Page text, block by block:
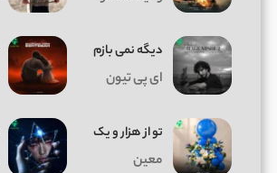
دیگه نمی بازم
ای پی تیون
تو از هزار و یک
معین